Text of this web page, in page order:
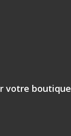
votre boutique